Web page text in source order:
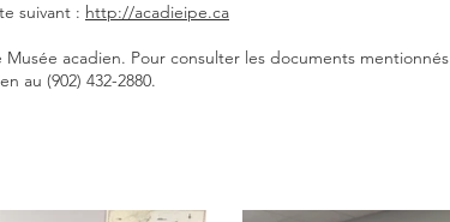
suivant : http://acadieipe.ca
acadien. Pour consulter les documents mentionnés
au (902) 432-2880.